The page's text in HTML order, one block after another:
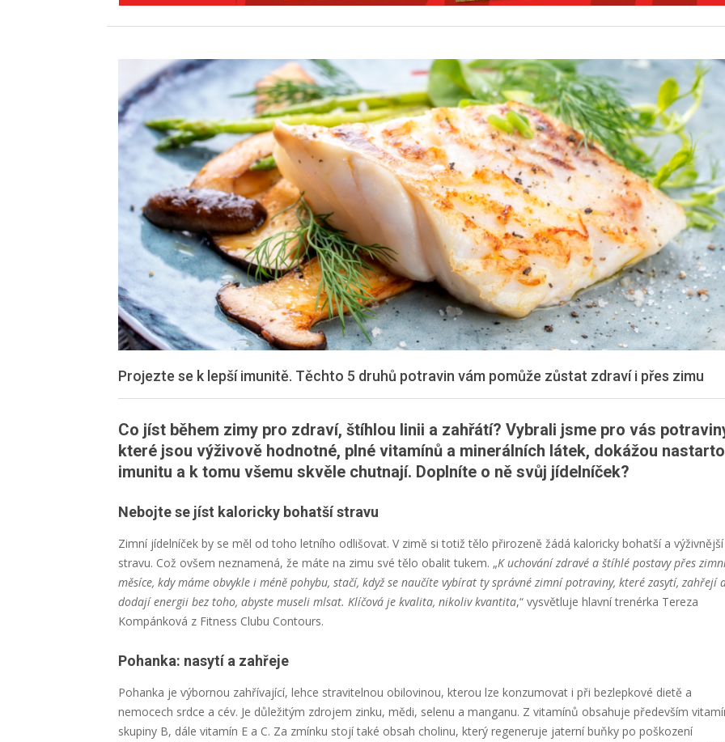
Projezte se k lepší imunitě. Těchto 5 druhů potravin vám pomůže zůstat zdraví i přes zimu
Co jíst během zimy pro zdraví, štíhlou linii a zahřátí? Vybrali jsme pro vás
které jsou výživově hodnotné, plné vitamínů a minerálních látek, dokážou
imunitu a k tomu všemu skvěle chutnají. Doplníte o ně svůj jídelníček?
Nebojte se jíst kaloricky bohatší stravu
Zimní jídelníček by se měl od toho letního odlišovat. V zimě si totiž tělo přirozeně žádá kaloricky bohatší a výživnější
stravu. Což ovšem neznamená, že máte na zimu své tělo obalit tukem. „K uchování zdravé a štíhlé postavy přes
měsíce, kdy máme obvykle i méně pohybu, stačí, když se naučíte vybírat ty správné zimní potraviny, které zasytí, zahřejí
dodají energii bez toho, abyste museli mlsat. Klíčová je kvalita, nikoliv kvantita,“ vysvětluje hlavní trenérka Tereza
Kompánková z Fitness Clubu Contours.
Pohanka: nasytí a zahřeje
Pohanka je výbornou zahřívající, lehce stravitelnou obilovinou, kterou lze konzumovat i při bezlepkové dietě a
nemocech srdce a cév. Je důležitým zdrojem zinku, mědi, selenu a manganu. Z vitamínů obsahuje především
skupiny B, dále vitamín E a C. Za zmínku stojí také obsah cholinu, který regeneruje jaterní buňky po poškození